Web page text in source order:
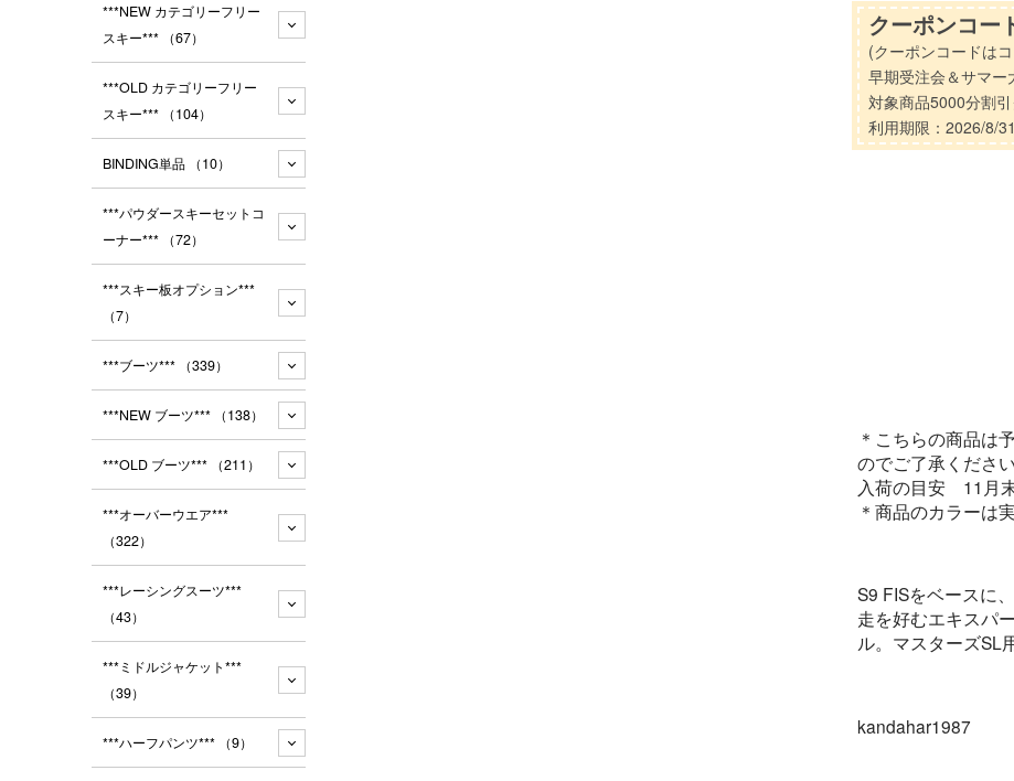
クーポンコー
(クーポンコードは
早期受注会＆サマー
対象商品5000分割
利用期限：2026/8/
＊こちらの商品は
のでご了承ください
入荷の目安 11月
＊商品のカラーは
S9 FISをベースに
走を好むエキスパ
ル。マスターズSL
kandahar1987
***NEW カテゴリーフリー
スキー*** （67）
***OLD カテゴリーフリー
スキー*** （104）
BINDING単品 （10）
***パウダースキーセットコ
ーナー*** （72）
***スキー板オプション***
（7）
***ブーツ*** （339）
***NEW ブーツ*** （138）
***OLD ブーツ*** （211）
***オーバーウエア***
（322）
***レーシングスーツ***
（43）
***ミドルジャケット***
（39）
***ハーフパンツ*** （9）